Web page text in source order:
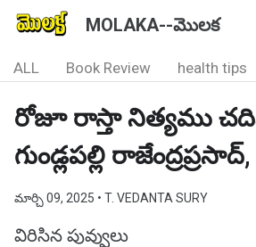
MOLAKA--మొలక
ALL Book Review health tips
రోజూ రాస్తా నిత్యము
గుండ్లపల్లి
మార్చి 09, 2025 • T. VEDANTA SURY
విరిసిన పువ్వులు